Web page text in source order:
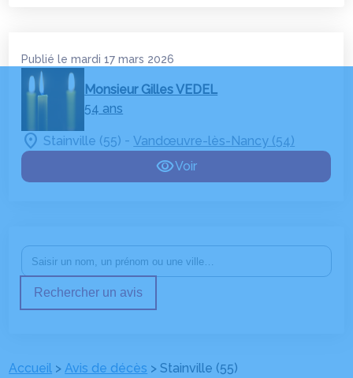
Publié le mardi 17 mars 2026
Monsieur Gilles VEDEL
54 ans
Stainville (55) -Vandœuvre-lès-Nancy (54)
Voir
Rechercher un avis
Accueil >Avis de décès >Stainville (55)